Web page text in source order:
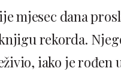
mjesec dana
rekorda.
iako je rođen